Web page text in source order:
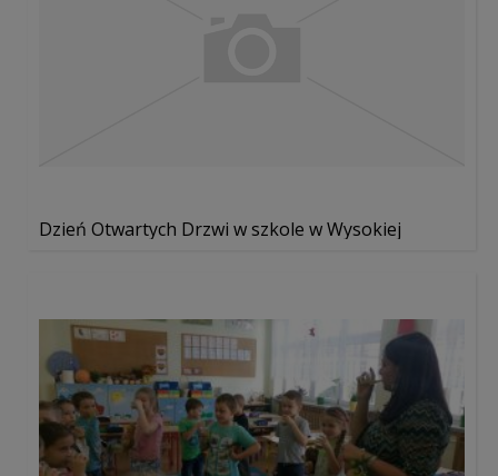
Dzień Otwartych Drzwi w szkole w Wysokiej